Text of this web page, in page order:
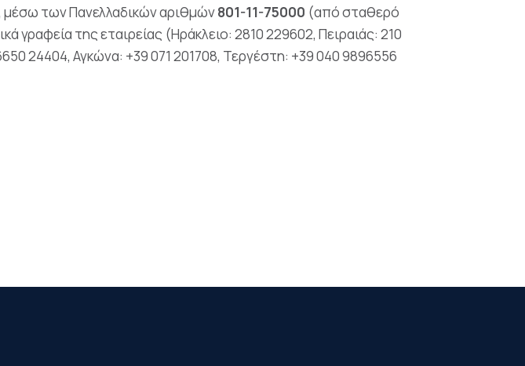
μέσω των Πανελλαδικών αριθμών801-11-75000 (από σταθερό
γραφεία της εταιρείας (Ηράκλειο: 2810 229602, Πειραιάς: 210
24404, Αγκώνα: +39 071 201708, Τεργέστη: +39 040 9896556